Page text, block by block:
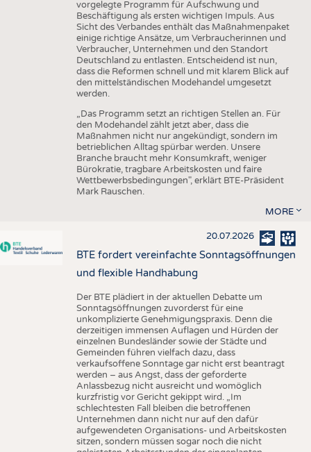
vorgelegte Programm für Aufschwung und
Beschäftigung als ersten wichtigen Impuls. Aus
Sicht des Verbandes enthält das Maßnahmenpaket
einige richtige Ansätze, um Verbraucherinnen und
Verbraucher, Unternehmen und den Standort
Deutschland zu entlasten. Entscheidend ist nun,
dass die Reformen schnell und mit klarem Blick auf
den mittelständischen Modehandel umgesetzt
werden.
„Das Programm setzt an richtigen Stellen an. Für
den Modehandel zählt jetzt aber, dass die
Maßnahmen nicht nur angekündigt, sondern im
betrieblichen Alltag spürbar werden. Unsere
Branche braucht mehr Konsumkraft, weniger
Bürokratie, tragbare Arbeitskosten und faire
Wettbewerbsbedingungen", erklärt BTE-Präsident
Mark Rauschen.
MORE
20.07.2026
BTE fordert vereinfachte Sonntagsöffnungen
und flexible Handhabung
Der BTE plädiert in der aktuellen Debatte um
Sonntagsöffnungen zuvorderst für eine
unkomplizierte Genehmigungspraxis. Denn die
derzeitigen immensen Auflagen und Hürden der
einzelnen Bundesländer sowie der Städte und
Gemeinden führen vielfach dazu, dass
verkaufsoffene Sonntage gar nicht erst beantragt
werden – aus Angst, dass der geforderte
Anlassbezug nicht ausreicht und womöglich
kurzfristig vor Gericht gekippt wird. „Im
schlechtesten Fall bleiben die betroffenen
Unternehmen dann nicht nur auf den dafür
aufgewendeten Organisations- und Arbeitskosten
sitzen, sondern müssen sogar noch die nicht